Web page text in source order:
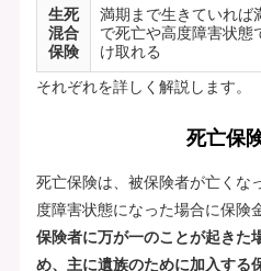
生死
混合
保険
満期まで生きていれば
で死亡や高度障害状態
け取れる
それぞれを詳しく解説します。
死亡保
死亡保険は、被保険者が亡くな
度障害状態になった場合に保険
保険者に万が一のことが起きた
め、主に遺族のために加入する